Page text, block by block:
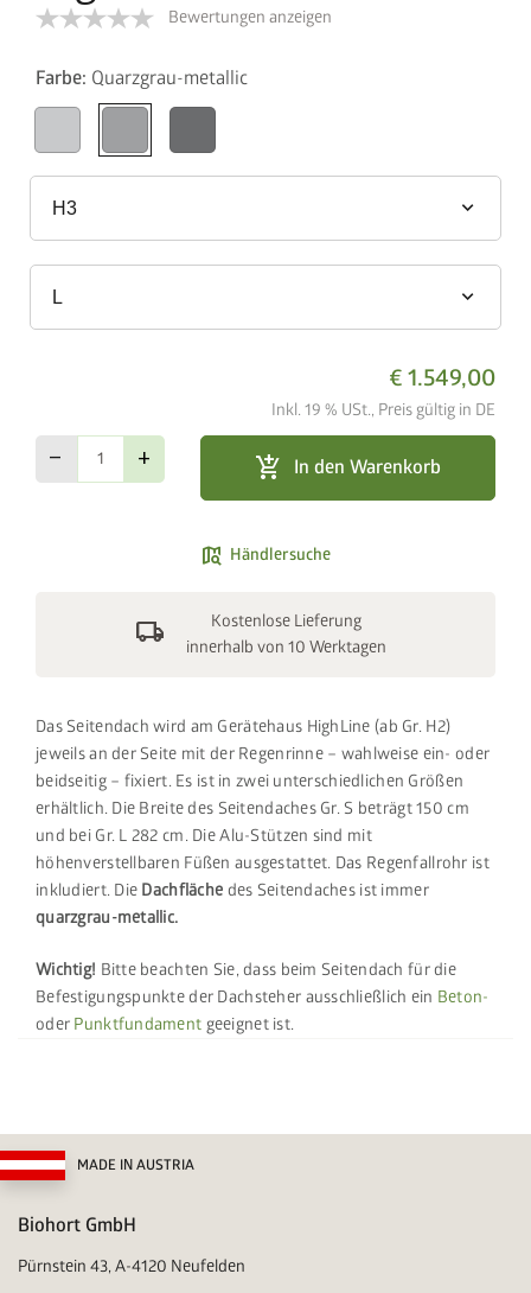
Bewertungen anzeigen
Farbe: Quarzgrau-metallic
H3 keyboard_arrow_down
L keyboard_arrow_down
€ 1.549,00
Inkl. 19 % USt., Preis gültig in DE
remove add add_shopping_cart In den Warenkorb
map_search Händlersuche
local_shipping
Kostenlose Lieferung
innerhalb von 10 Werktagen
Das Seitendach wird am Gerätehaus HighLine (ab Gr. H2)
jeweils an der Seite mit der Regenrinne – wahlweise ein- oder
beidseitig – fixiert. Es ist in zwei unterschiedlichen Größen
erhältlich. Die Breite des Seitendaches Gr. S beträgt 150 cm
und bei Gr. L 282 cm. Die Alu-Stützen sind mit
höhenverstellbaren Füßen ausgestattet. Das Regenfallrohr ist
inkludiert. Die Dachfläche des Seitendaches ist immer
quarzgrau-metallic.
Wichtig! Bitte beachten Sie, dass beim Seitendach für die
Befestigungspunkte der Dachsteher ausschließlich ein Beton-
oder Punktfundament geeignet ist.
MADE IN AUSTRIA
Biohort GmbH
Pürnstein 43, A-4120 Neufelden